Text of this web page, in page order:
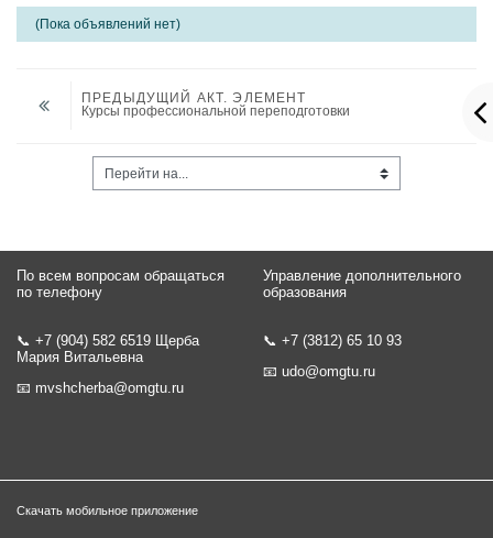
(Пока объявлений нет)
ПРЕДЫДУЩИЙ АКТ. ЭЛЕМЕНТ
Курсы профессиональной переподготовки
Перейти на...
По всем вопросам обращаться
по телефону
📞 +7 (904) 582 6519 Щерба
Мария Витальевна
📧 mvshcherba@omgtu.ru
Управление дополнительного
образования
📞 +7 (3812) 65 10 93
📧 udo@omgtu.ru
Скачать мобильное приложение